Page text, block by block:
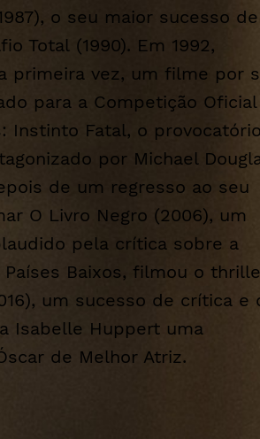
o seu maior sucesso de
Total (1990). Em 1992,
primeira vez, um filme por
para a Competição
Instinto Fatal, o provocatório
por Michael
de um regresso ao seu
O Livro Negro (2006), um
pela crítica sobre a
Países Baixos, filmou o
um sucesso de crítica e
Isabelle Huppert uma
de Melhor Atriz.